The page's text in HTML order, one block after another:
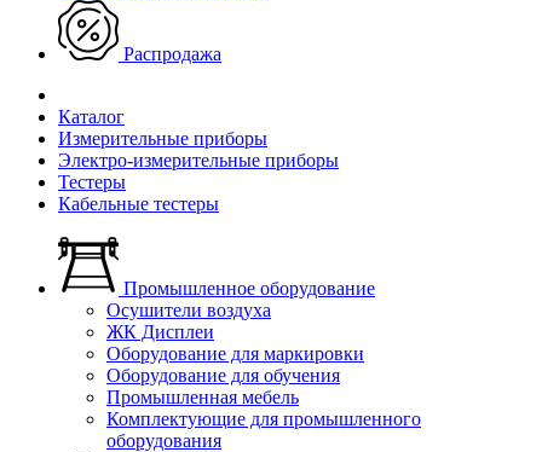
Распродажа
Каталог
Измерительные приборы
Электро-измерительные приборы
Тестеры
Кабельные тестеры
Промышленное оборудование
Осушители воздуха
ЖК Дисплеи
Оборудование для маркировки
Оборудование для обучения
Промышленная мебель
Комплектующие для промышленного
оборудования